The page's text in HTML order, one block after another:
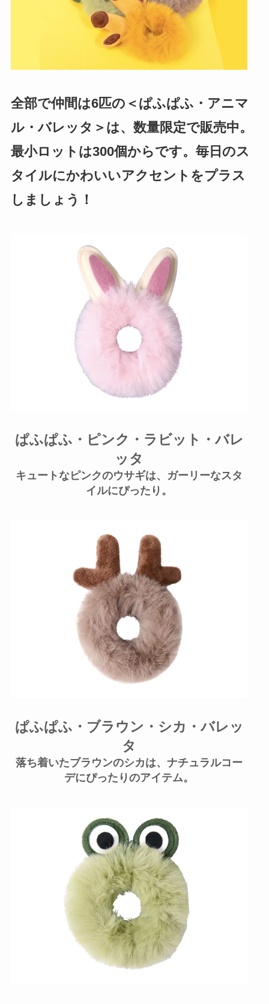
全部で仲間は6匹の＜ぱふぱふ・アニマ
ル・バレッタ＞は、数量限定で販売中。
最小ロットは300個からです。毎日のス
タイルにかわいいアクセントをプラス
しましょう！
ぱふぱふ・ピンク・ラビット・バレ
ッタ
キュートなピンクのウサギは、ガーリーなスタ
イルにぴったり。
ぱふぱふ・ブラウン・シカ・バレッ
タ
落ち着いたブラウンのシカは、ナチュラルコー
デにぴったりのアイテム。